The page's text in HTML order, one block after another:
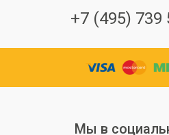
+7 (495) 739
Мы в